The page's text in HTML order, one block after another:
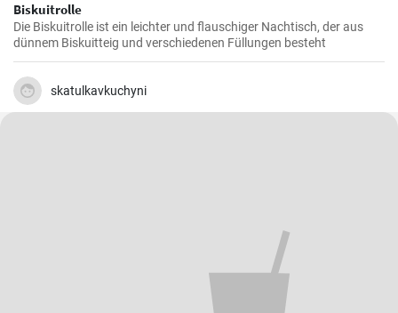
Biskuitrolle
Die Biskuitrolle ist ein leichter und flauschiger Nachtisch, der aus
dünnem Biskuitteig und verschiedenen Füllungen besteht
skatulkavkuchyni